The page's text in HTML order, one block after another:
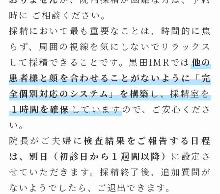
時に ご相談ください。
採精において最も重要なことは、時間的に焦
らず、周囲の視線を気にしないでリラックス
して採精できることです。黒田IMRでは 他の
患者様と顔を合わせることがないように「完
全個別対応のシステム」を構築し、採精室を
１時間を確保していますので、ご安心くださ
い。
院長がご夫婦に検査結果をご報告する日程
は、別日（初診日から１週間以降） に設定さ
せていただきます。採精終了後、追加質問が
ないようでしたら、ご退出できます。